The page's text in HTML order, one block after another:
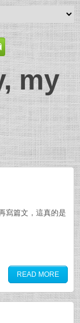
my
寫篇文，這真的是
READ MORE